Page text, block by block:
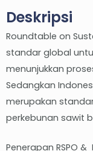
Deskripsi
Roundtable on
standar global
menunjukkan
Sedangkan
merupakan
perkebunan sawit
Penerapan RSPO